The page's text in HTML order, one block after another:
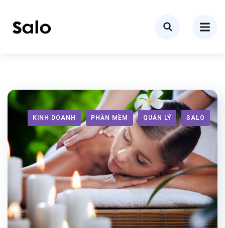
KINH DOANH PHẦN MỀM QUẢN LÝ SALO